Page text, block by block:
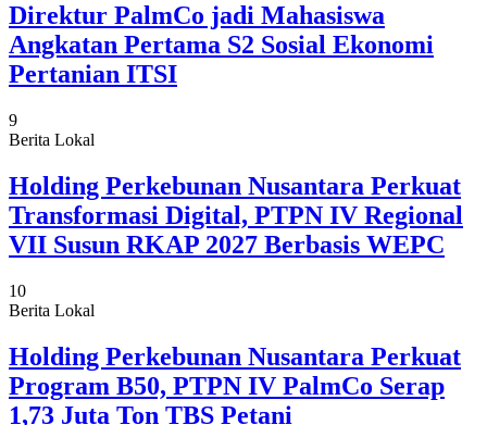
Direktur PalmCo jadi Mahasiswa
Angkatan Pertama S2 Sosial Ekonomi
Pertanian ITSI
9
Berita Lokal
Holding Perkebunan Nusantara Perkuat
Transformasi Digital, PTPN IV Regional
VII Susun RKAP 2027 Berbasis WEPC
10
Berita Lokal
Holding Perkebunan Nusantara Perkuat
Program B50, PTPN IV PalmCo Serap
1,73 Juta Ton TBS Petani